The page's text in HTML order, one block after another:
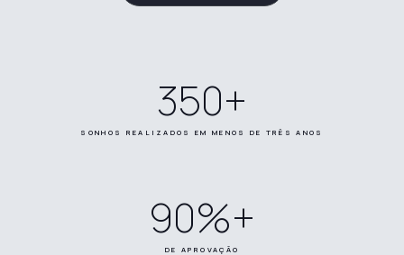
350+
SONHOS REALIZADOS EM MENOS DE TRÊS ANOS
90%+
DE APROVAÇÃO